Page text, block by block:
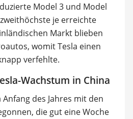
Model 3 und Model
je erreichte
Markt blieben
womit Tesla einen
verfehlte.
Wachstum in China
des Jahres mit den
die gut eine Woche